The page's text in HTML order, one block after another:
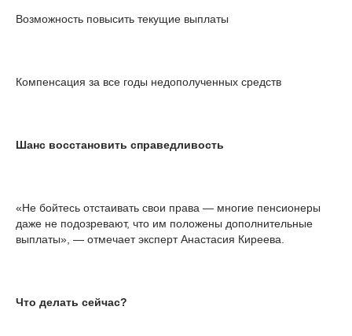
Возможность повысить текущие выплаты
Компенсация за все годы недополученных средств
Шанс восстановить справедливость
«Не бойтесь отстаивать свои права — многие пенсионеры
даже не подозревают, что им положены дополнительные
выплаты», — отмечает эксперт Анастасия Киреева.
Что делать сейчас?